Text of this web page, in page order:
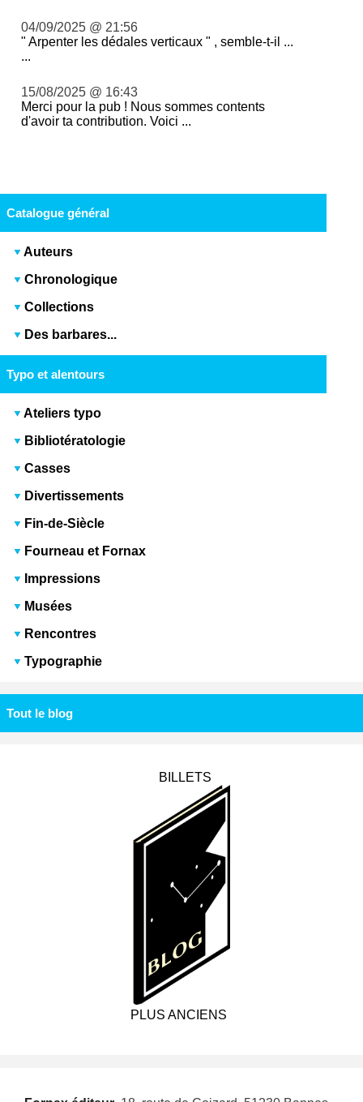
04/09/2025 @ 21:56
" Arpenter les dédales verticaux " , semble-t-il ...
...
15/08/2025 @ 16:43
Merci pour la pub ! Nous sommes contents
d'avoir ta contribution. Voici ...
Catalogue général
Auteurs
Chronologique
Collections
Des barbares...
Typo et alentours
Ateliers typo
Bibliotératologie
Casses
Divertissements
Fin-de-Siècle
Fourneau et Fornax
Impressions
Musées
Rencontres
Typographie
Tout le blog
BILLETS
PLUS ANCIENS